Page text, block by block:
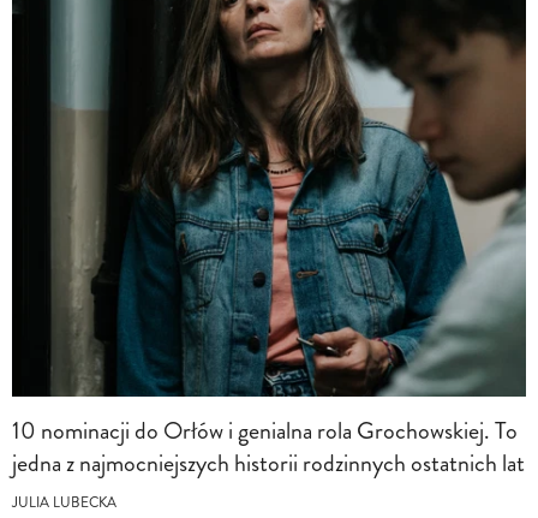
10 nominacji do Orłów i genialna rola Grochowskiej. To
jedna z najmocniejszych historii rodzinnych ostatnich lat
JULIA LUBECKA